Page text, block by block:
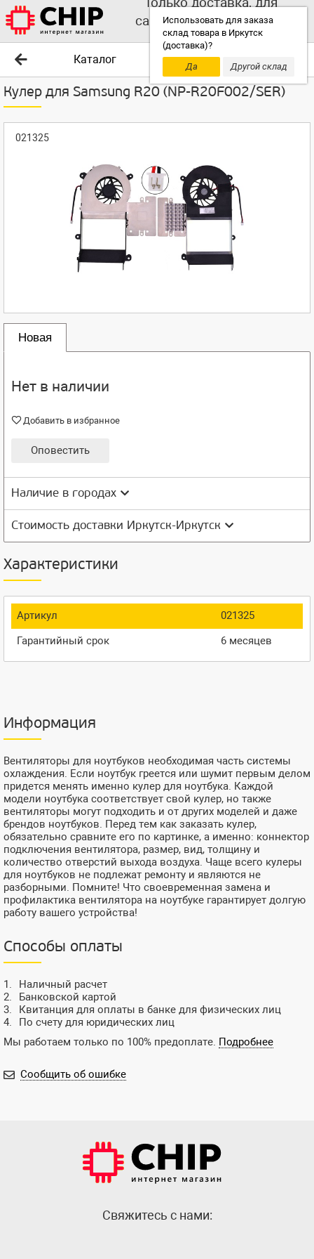
Использовать для заказа
склад товара в Иркутск
(доставка)?
Да
Другой склад
самовывоза выбирайте
другой склад!
Каталог
Кулер для Samsung R20 (NP-R20F002/SER)
021325
Новая
Нет в наличии
Добавить в избранное
Оповестить
Наличие в городах
Стоимость доставки Иркутск-Иркутск
Характеристики
Артикул
021325
Гарантийный срок
6 месяцев
Информация
Вентиляторы для ноутбуков необходимая часть системы
охлаждения. Если ноутбук греется или шумит первым делом
придется менять именно кулер для ноутбука. Каждой
модели ноутбука соответствует свой кулер, но также
вентиляторы могут подходить и от других моделей и даже
брендов ноутбуков. Перед тем как заказать кулер,
обязательно сравните его по картинке, а именно: коннектор
подключения вентилятора, размер, вид, толщину и
количество отверстий выхода воздуха. Чаще всего кулеры
для ноутбуков не подлежат ремонту и являются не
разборными. Помните! Что своевременная замена и
профилактика вентилятора на ноутбуке гарантирует долгую
работу вашего устройства!
Способы оплаты
Наличный расчет
Банковской картой
Квитанция для оплаты в банке для физических лиц
По счету для юридических лиц
Мы работаем только по 100% предоплате. Подробнее
Сообщить об ошибке
Cвяжитесь с нами: